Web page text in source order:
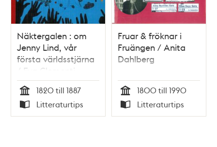
Näktergalen : om
Jenny Lind, vår
första världsstjärna
/ Eva Clementi
Tid
1820 till 1887
Typ
Litteraturtips
Fruar & fröknar i
Fruängen / Anita
Dahlberg
Tid
1800 till 1990
Typ
Litteraturtips